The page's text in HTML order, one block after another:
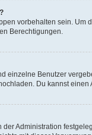
vorbehalten sein.
Berechtigungen.
einzelne Benutzer
Du kannst
Administration